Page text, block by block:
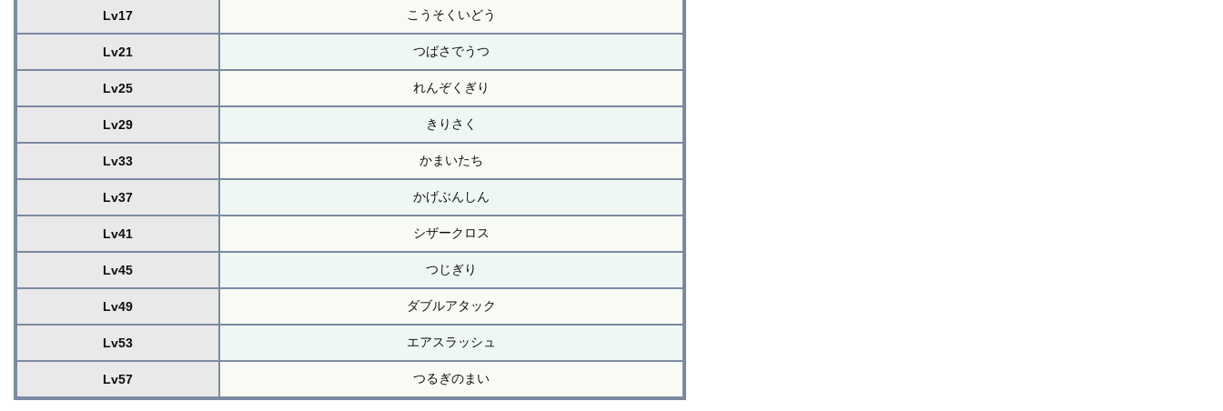
Lv17 こうそくいどう
Lv21 つばさでうつ
Lv25 れんぞくぎり
Lv29 きりさく
Lv33 かまいたち
Lv37 かげぶんしん
Lv41 シザークロス
Lv45 つじぎり
Lv49 ダブルアタック
Lv53 エアスラッシュ
Lv57 つるぎのまい